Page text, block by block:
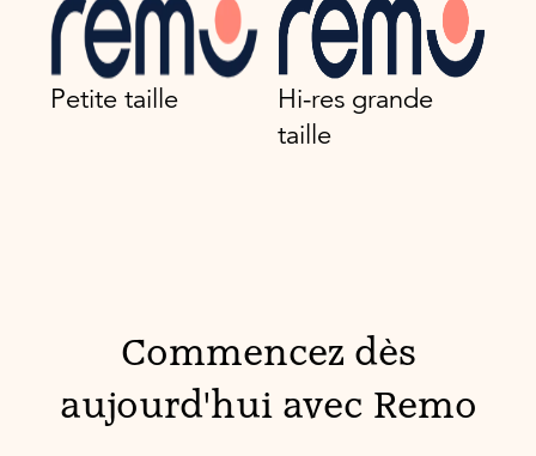
Petite taille
Hi-res grande
taille
Commencez dès
aujourd'hui avec Remo